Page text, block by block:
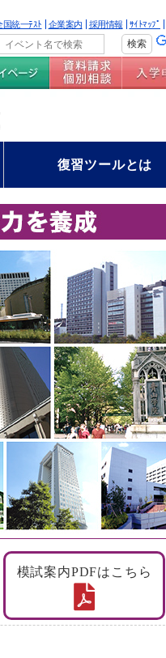
国統一ﾃｽﾄ 企業案内 採用情報 ｻｲﾄﾏｯﾌﾟ
復習ツールとは
模試案内PDFはこちら